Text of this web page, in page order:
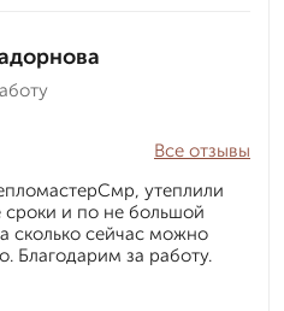
Все отзывы
утеплили
сроки и по не большой
сколько сейчас можно
Благодарим за работу.